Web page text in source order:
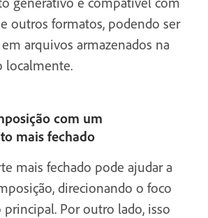
outros formatos, podendo ser
arquivos armazenados na
localmente.
com um
mais fechado
mais fechado pode ajudar a
direcionando o foco
principal. Por outro lado, isso